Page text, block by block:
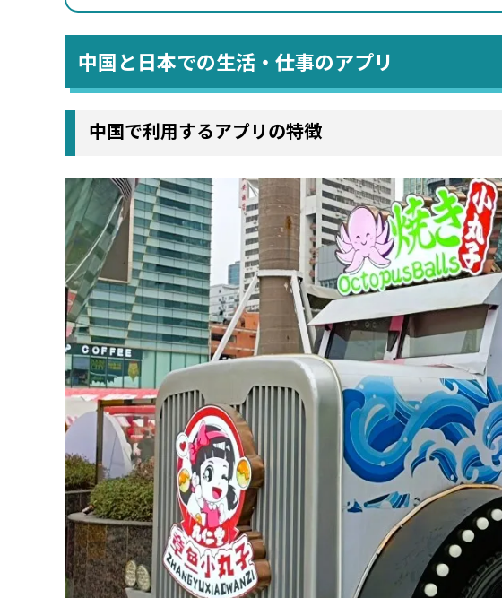
中国と日本での生活・仕事のアプリ
中国で利用するアプリの特徴